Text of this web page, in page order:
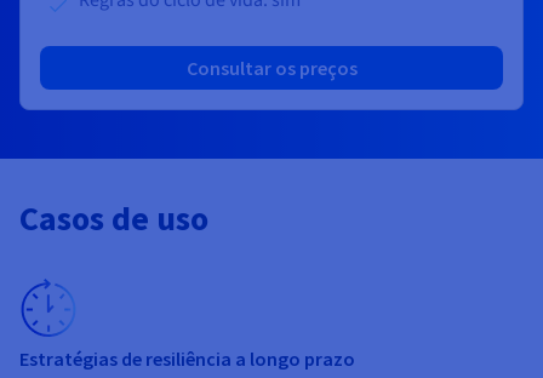
Consultar os preços
Casos de uso
Estratégias de resiliência a longo prazo